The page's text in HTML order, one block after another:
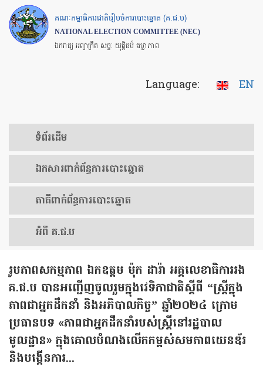
Skip
to
main
គណៈកម្មាធិការជាតិរៀបចំការបោះឆ្នោត (គ.ជ.ប)
NATIONAL ELECTION COMMITTEE (NEC)
ឯករាជ្យ អព្យាក្រឹត សច្ចៈ យុត្តិធម៌ តម្លាភាព
Language: EN
ទំព័រ​ដើម
ឯកសារ​ពាក់ព័ន្ធ​ការ​បោះឆ្នោត
​ភាគីពាក់ព័ន្ធ​​ការ​បោះឆ្នោត
អំពី គ.ជ.ប
រូបភាពសកម្មភាព ឯកឧត្តម ម៉ុក ដារ៉ា អគ្គលេខាធិការរង
គ.ជ.ប បានអញ្ជើញចូលរួមក្នុងវេទិកាជាតិស្តីពី “ស្ត្រីក្នុង
ភាពជាអ្នកដឹកនាំ និងអភិបាលកិច្ច” ឆ្នាំ២០២៤ ក្រោម
ប្រធានបទ «ភាពជាអ្នកដឹកនាំរបស់ស្ត្រីនៅរដ្ឋបាល
មូលដ្ឋាន» ក្នុងគោលបំណងលើកកម្ពស់សមភាពយេនឌ័រ
និងបង្កើនការ...